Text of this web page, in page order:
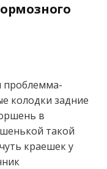
проблемма-
колодки задние
в
такой
краешек у